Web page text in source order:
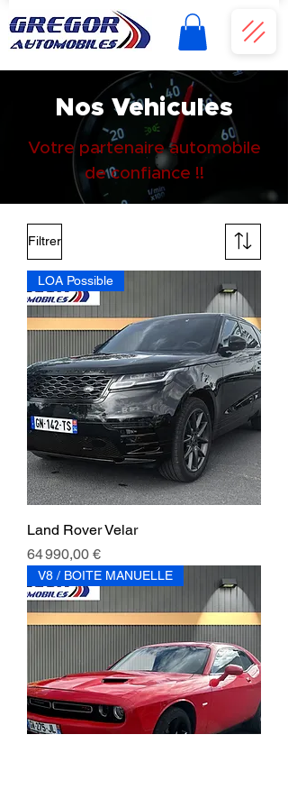
Nos Vehicules
Votre partenaire automobile
de confiance !!
Filtrer
LOA Possible
Land Rover Velar
Prix
64 990,00 €
V8 / BOITE MANUELLE